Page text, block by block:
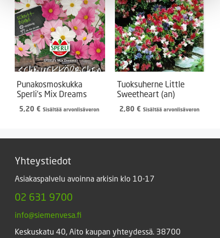
Punakosmoskukka
Sperli’s Mix Dreams
5,20 € Sisältää arvonlisäveron
Tuoksuherne Little
Sweetheart (an)
2,80 € Sisältää arvonlisäveron
Yhteystiedot
Asiakaspalvelu avoinna arkisin klo 10-17
02 631 9700
info@siemenvesa.fi
Keskuskatu 40, Aito kaupan yhteydessä. 38700